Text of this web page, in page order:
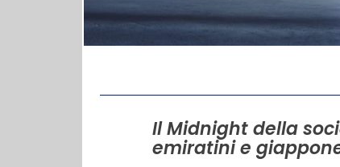
Il Midnight della
emiratini e